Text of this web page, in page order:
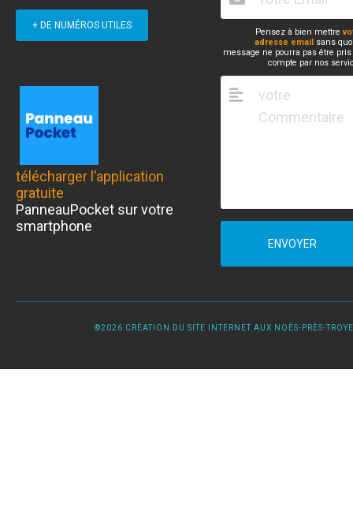
+ DE NUMÉROS UTILES
télécharger l’application
gratuite
PanneauPocket sur votre
smartphone
Pensez à bien mettre
adresse email sans
message ne pourra pas être
compte par nos
ENVOYER
©2026 CRÉATION DU SITE INTERNET AUX NOËS-PRÈS-